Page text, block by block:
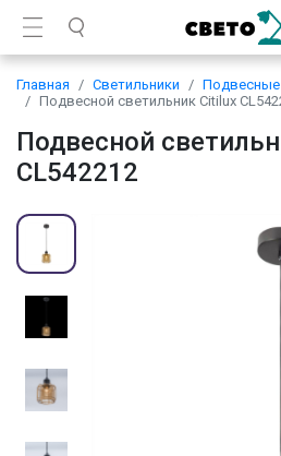
Главная Светильники
Подвесные
Подвесной светильник Citilux
Подвесной
CL542212